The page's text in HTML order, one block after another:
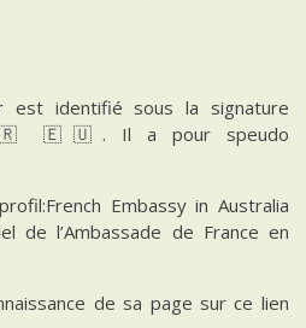
est identifié sous la signature
🇫🇷 🇪🇺. Il a pour speudo
Embassy in Australia
l’Ambassade de France en
de sa page sur ce lien